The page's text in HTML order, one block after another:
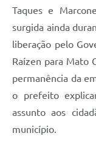
Taques e
surgida ainda
liberação pelo
Raízen para Mato
permanência da
o prefeito
assunto aos
município.